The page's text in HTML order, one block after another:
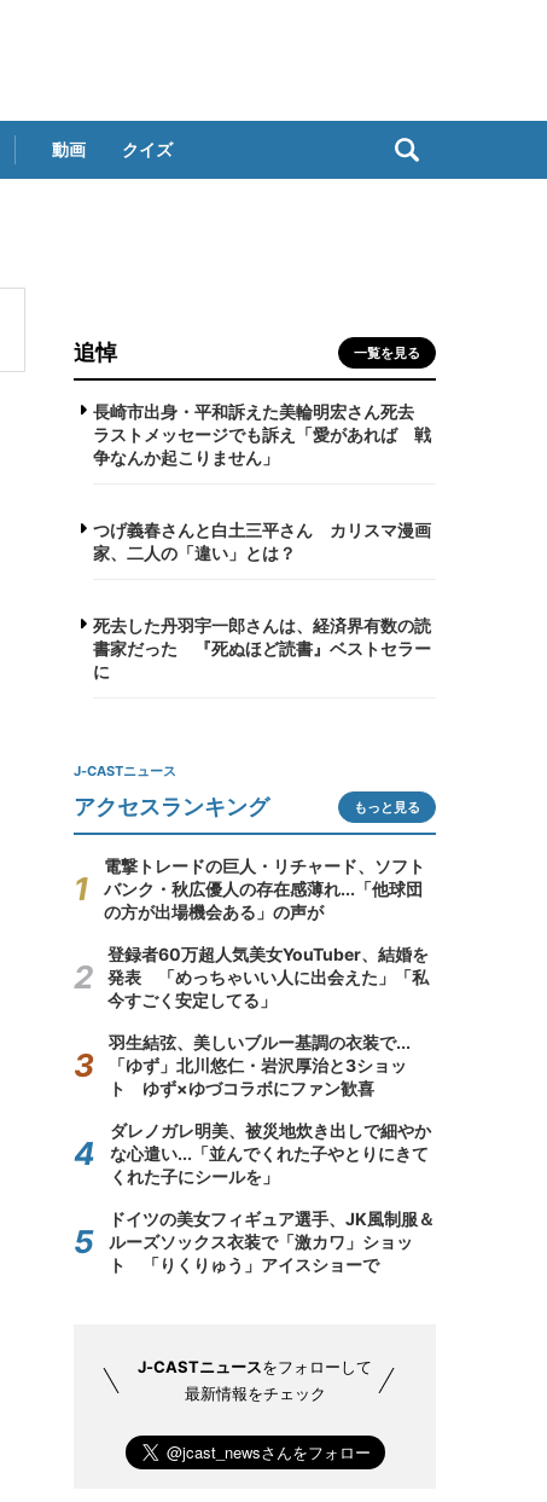
動画 クイズ
追悼 一覧を見る
長崎市出身・平和訴えた美輪明宏さん死去
ラストメッセージでも訴え「愛があれば 戦
争なんか起こりません」
つげ義春さんと白土三平さん カリスマ漫画
家、二人の「違い」とは？
死去した丹羽宇一郎さんは、経済界有数の読
書家だった 『死ぬほど読書』ベストセラー
に
J-CASTニュース
アクセスランキング もっと見る
電撃トレードの巨人・リチャード、ソフト
バンク・秋広優人の存在感薄れ...「他球団
の方が出場機会ある」の声が
登録者60万超人気美女YouTuber、結婚を
発表 「めっちゃいい人に出会えた」「私
今すごく安定してる」
羽生結弦、美しいブルー基調の衣装で...
「ゆず」北川悠仁・岩沢厚治と3ショッ
ト ゆず×ゆづコラボにファン歓喜
ダレノガレ明美、被災地炊き出しで細やか
な心遣い...「並んでくれた子やとりにきて
くれた子にシールを」
ドイツの美女フィギュア選手、JK風制服＆
ルーズソックス衣装で「激カワ」ショッ
ト 「りくりゅう」アイスショーで
J-CASTニュースをフォローして
最新情報をチェック